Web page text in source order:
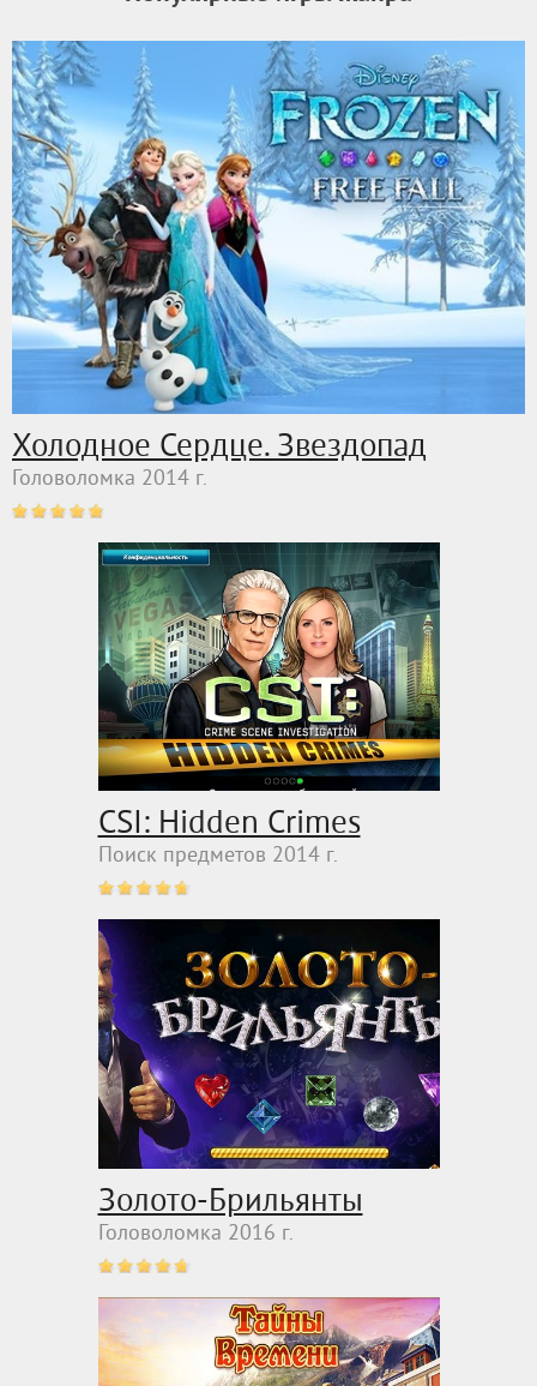
Холодное Сердце. Звездопад
Головоломка 2014 г.
CSI: Hidden Crimes
Поиск предметов 2014 г.
Золото-Брильянты
Головоломка 2016 г.